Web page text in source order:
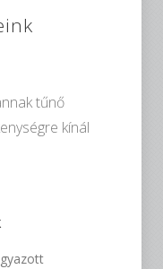
tűnő
kínál